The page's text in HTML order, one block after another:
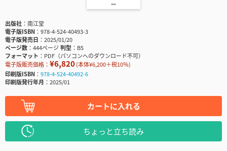
出版社
南江堂
電子版ISBN
978-4-524-40493-3
電子版発売日
2025/01/20
ページ数
444ページ判型
B5
フォーマット
PDF（パソコンへのダウンロード不可）
電子版販売価格： ¥6,820(本体¥6,200＋税10％)
印刷版ISBN
978-4-524-40492-6
印刷版発行年月
2025/01
カートに入れる
ちょっと立ち読み